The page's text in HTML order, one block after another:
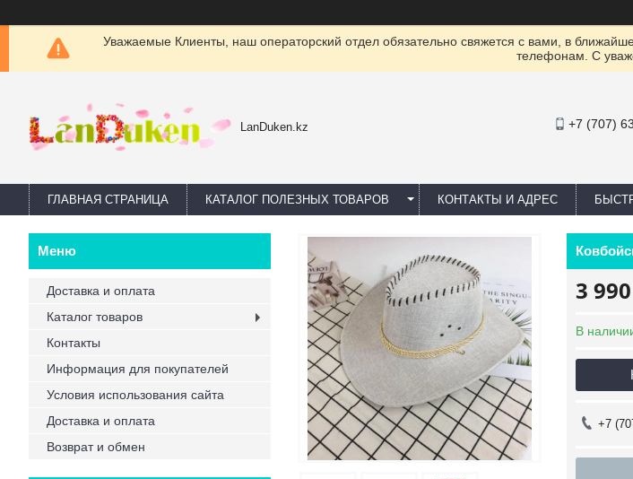
Уважаемые Клиенты, наш операторский отдел обязательно свяжется с вами, в
телефонам. С
LanDuken.kz +7 (707)
ГЛАВНАЯ СТРАНИЦА КАТАЛОГ ПОЛЕЗНЫХ ТОВАРОВ КОНТАКТЫ И АДРЕС
3
В
+7
Доставка и оплата
Каталог товаров
Контакты
Информация для покупателей
Условия использования сайта
Доставка и оплата
Возврат и обмен